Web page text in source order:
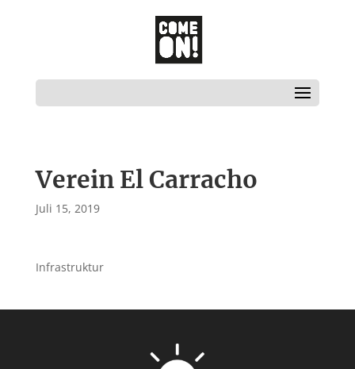
Verein El Carracho
Juli 15, 2019
Infrastruktur